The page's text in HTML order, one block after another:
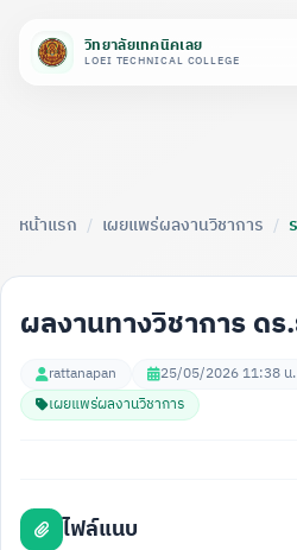
วิทยาลัยเทคนิคเลย
LOEI TECHNICAL COLLEGE
หน้าแรก / เผยแพร่ผลงานวิชาการ /
ผลงานทางวิชาการ ดร
rattanapan 25/05/2026 11:38 น.
เผยแพร่ผลงานวิชาการ
ไฟล์แนบ